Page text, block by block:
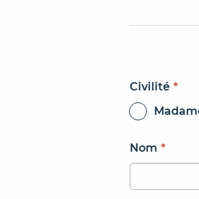
Civilité *
Nom *